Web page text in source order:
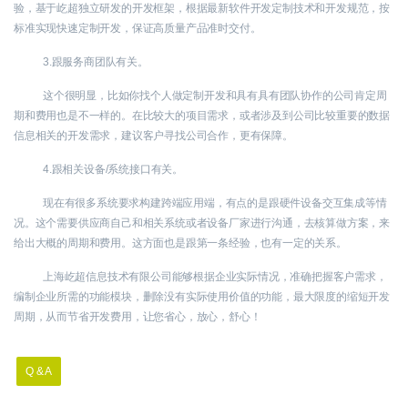
验，基于屹超独立研发的开发框架，根据最新软件开发定制技术和开发规范，按
标准实现快速定制开发，保证高质量产品准时交付。
3.跟服务商团队有关。
这个很明显，比如你找个人做定制开发和具有具有团队协作的公司肯定周
期和费用也是不一样的。在比较大的项目需求，或者涉及到公司比较重要的数据
信息相关的开发需求，建议客户寻找公司合作，更有保障。
4.跟相关设备/系统接口有关。
现在有很多系统要求构建跨端应用端，有点的是跟硬件设备交互集成等情
况。这个需要供应商自己和相关系统或者设备厂家进行沟通，去核算做方案，来
给出大概的周期和费用。这方面也是跟第一条经验，也有一定的关系。
上海屹超信息技术有限公司能够根据企业实际情况，准确把握客户需求，
编制企业所需的功能模块，删除没有实际使用价值的功能，最大限度的缩短开发
周期，从而节省开发费用，让您省心，放心，舒心！
Q & A